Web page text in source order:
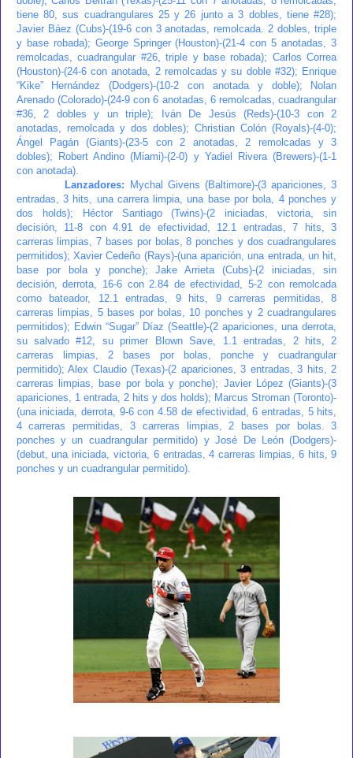
tiene 80, sus cuadrangulares 25 y 26 junto a 3 dobles, tiene #28);
Javier Báez (Cubs)-(19-6 con 3 anotadas, remolcada. 2 dobles, triple
y base robada); George Springer (Houston)-(21-4 con 5 anotadas, 3
remolcadas, cuadrangular #26, triple y base robada); Carlos Correa
(Houston)-(24-6 con anotada, 2 remolcadas y su doble #32); Enrique
“Kike” Hernández (Dodgers)-(10-2 con anotada y doble); Nolan
Arenado (Colorado)-(24-9 con 6 anotadas, 6 remolcadas, cuadrangular
#36, 2 dobles y un triple); Iván De Jesús (Reds)-(10-3 con 2
anotadas, remolcada y dos dobles); Christian Colón (Royals)-(4-0);
Ángel Pagán (Giants)-(23-5 con 2 anotadas, 2 remolcadas y 3
dobles); Robert Andino (Miami)-(2-0) y Yadiel Rivera (Brewers)-(1-1
con anotada).
Lanzadores: Mychal Givens (Baltimore)-(3 apariciones, 3
entradas, 3 hits, una carrera limpia, una base por bola, 4 ponches y
dos holds); Héctor Santiago (Twins)-(2 iniciadas, victoria, sin
decisión, 11-8 con 4.91 de efectividad, 12.1 entradas, 7 hits, 3
carreras limpias, 7 bases por bolas, 8 ponches y dos cuadrangulares
permitidos); Xavier Cedeño (Rays)-(una aparición, una entrada, un hit,
base por bola y ponche); Jake Arrieta (Cubs)-(2 iniciadas, sin
decisión, derrota, 16-6 con 2.84 de efectividad, 5-2 con remolcada
como bateador, 12.1 entradas, 9 hits, 9 carreras permitidas, 8
carreras limpias, 5 bases por bolas, 10 ponches y 2 cuadrangulares
permitidos); Edwin “Sugar” Díaz (Seattle)-(2 apariciones, una derrota,
su salvado #12, su primer Blown Save, 1.1 entradas, 2 hits, 2
carreras limpias, 2 bases por bolas, ponche y cuadrangular
permitido); Alex Claudio (Texas)-(2 apariciones, 3 entradas, 3 hits, 2
carreras limpias, base por bola y ponche); Javier López (Giants)-(3
apariciones, 1 entrada, 2 hits y dos holds); Marcus Stroman (Toronto)-
(una iniciada, derrota, 9-6 con 4.58 de efectividad, 6 entradas, 5 hits,
4 carreras permitidas, 3 carreras limpias, 2 bases por bolas. 3
ponches y un cuadrangular permitido) y José De León (Dodgers)-
(debut, una iniciada, victoria, 6 entradas, 4 carreras limpias, 6 hits, 9
ponches y un cuadrangular permitido).